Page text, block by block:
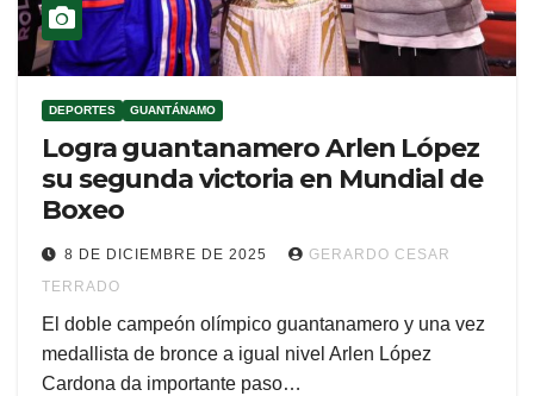
DEPORTES GUANTÁNAMO
Logra guantanamero Arlen López
su segunda victoria en Mundial de
Boxeo
8 DE DICIEMBRE DE 2025
GERARDO CESAR
TERRADO
El doble campeón olímpico guantanamero y una vez
medallista de bronce a igual nivel Arlen López
Cardona da importante paso…